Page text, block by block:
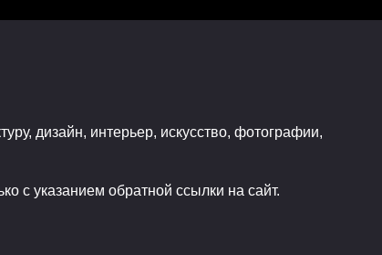
дизайн, интерьер, искусство, фотографии,
с указанием обратной ссылки на сайт.